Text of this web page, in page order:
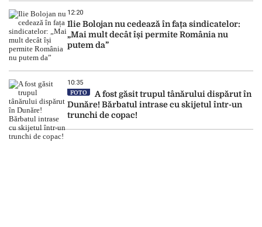
12:20
Ilie Bolojan nu cedează în fața sindicatelor:
„Mai mult decât își permite România nu
putem da”
10:35
FOTO
A fost găsit trupul tânărului dispărut în
Dunăre! Bărbatul intrase cu skijetul într-un
trunchi de copac!